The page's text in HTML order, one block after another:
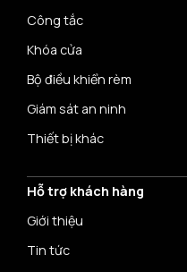
Công tắc
Khóa cửa
Bộ điều khiển rèm
Giám sát an ninh
Thiết bị khác
Hỗ trợ khách hàng
Giới thiệu
Tin tức